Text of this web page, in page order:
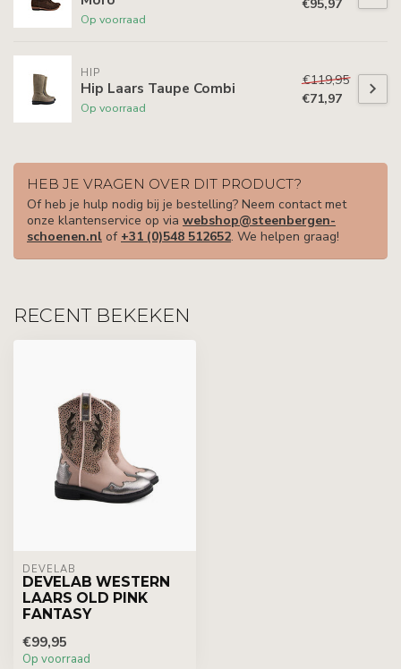
Op voorraad
€95,97
HIP
Hip Laars Taupe Combi
Op voorraad
€119,95
€71,97
HEB JE VRAGEN OVER DIT PRODUCT?
Of heb je hulp nodig bij je bestelling? Neem contact met
onze klantenservice op via webshop@steenbergen-
schoenen.nl of +31 (0)548 512652. We helpen graag!
RECENT BEKEKEN
DEVELAB
DEVELAB WESTERN
LAARS OLD PINK
FANTASY
€99,95
Op voorraad